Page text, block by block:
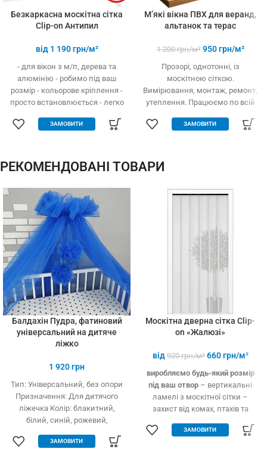
Безкаркасна москітна сітка
Clip-on Антипил
від 1 190грн/м²
- для вікон з м/п, дерева та
алюмінію - робимо під ваш
розмір - кольорове кріплення -
просто встановлюється - легко
дешевше аналогів за явних
які форми та розміри:
трикутник, трапеція - проста в
потрібний)
ЗАМОВИТИ
М’які вікна ПВХ для веранд,
альтанок та терас
1 200грн/м² 950грн/м²
Прозорі, однотонні, із
москітною сіткою.
Вимірювання, монтаж, ремонт,
утеплення. Працюємо по всій
ЗАМОВИТИ
РЕКОМЕНДОВАНІ ТОВАРИ
Балдахін Пудра, фатиновий
універсальний на дитяче
ліжко
1 920грн
Тип: Універсальний, без опори
Призначення: Для дитячого
ліжечка Колір: блакитний,
білий, синій, рожевий,
(Євросітка) Розміри: 1,8 х 9 м
ЗАМОВИТИ
Москітна дверна сітка Clip-
on «Жалюзі»
від 920грн/м² 660грн/м²
виробляємо будь-який розмір
під ваш отвор – вертикальні
ламелі з москітної сітки –
захист від комах, птахів та
пропускає повітря – підходить
ЗАМОВИТИ